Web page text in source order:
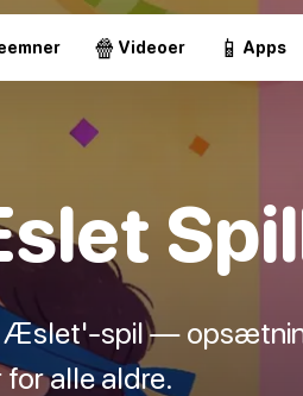
🍿 Videoer 📱 Apps
Æslet'-spil —
alle aldre.